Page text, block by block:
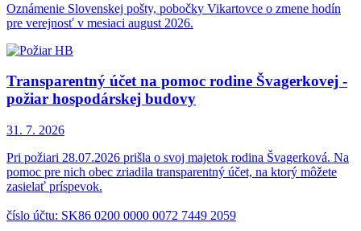
Oznámenie Slovenskej pošty, pobočky Vikartovce o zmene hodín
pre verejnosť v mesiaci august 2026.
Transparentný účet na pomoc rodine Švagerkovej -
požiar hospodárskej budovy
31. 7. 2026
Pri požiari 28.07.2026 prišla o svoj majetok rodina Švagerková. Na
pomoc pre nich obec zriadila transparentný účet, na ktorý môžete
zasielať príspevok.
číslo účtu: SK86 0200 0000 0072 7449 2059